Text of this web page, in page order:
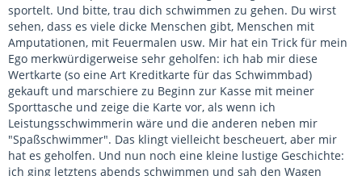
sportelt. Und bitte, trau dich schwimmen zu gehen. Du wirst
sehen, dass es viele dicke Menschen gibt, Menschen mit
Amputationen, mit Feuermalen usw. Mir hat ein Trick für mein
Ego merkwürdigerweise sehr geholfen: ich hab mir diese
Wertkarte (so eine Art Kreditkarte für das Schwimmbad)
gekauft und marschiere zu Beginn zur Kasse mit meiner
Sporttasche und zeige die Karte vor, als wenn ich
Leistungsschwimmerin wäre und die anderen neben mir
"Spaßschwimmer". Das klingt vielleicht bescheuert, aber mir
hat es geholfen. Und nun noch eine kleine lustige Geschichte:
ich ging letztens abends schwimmen und sah den Wagen